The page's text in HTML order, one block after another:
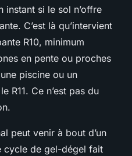
instant si le sol n’offre
C’est là qu’intervient
R10, minimum
en pente ou proches
piscine ou un
R11. Ce n’est pas du
peut venir à bout d’un
cycle de gel-dégel fait